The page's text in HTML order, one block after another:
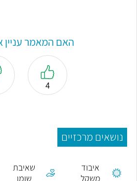
האם המאמר עניין
4
נושאים מרכזיים
איבוד
משקל
שאיבת
שומן